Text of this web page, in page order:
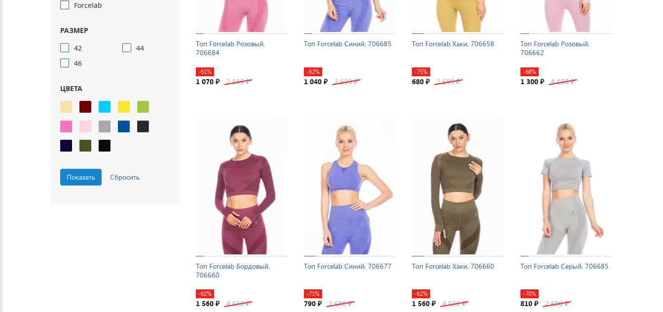
Forcelab
РАЗМЕР
42
44
46
ЦВЕТА
Топ Forcelab Розовый,
706684
-61%
1 070 ₽ 2 690₽
Топ Forcelab Синий, 706685
-62%
1 040 ₽ 2 690₽
Топ Forcelab Хаки, 706658
-75%
680₽ 2 690₽
Топ Forcelab Розовый,
706662
-68%
1 300 ₽ 4 030₽
Топ Forcelab Бордовый,
706660
-62%
1 560 ₽ 4 030₽
Топ Forcelab Синий, 706677
-71%
790 ₽ 2 690₽
Топ Forcelab Хаки, 706660
-62%
1 560₽ 4 030₽
Топ Forcelab Серый, 706685
-70%
810 ₽ 2 690₽